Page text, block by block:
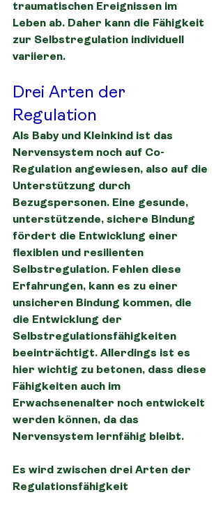
traumatischen Ereignissen im
Leben ab. Daher kann die Fähigkeit
zur Selbstregulation individuell
variieren.
Drei Arten der
Regulation
Als Baby und Kleinkind ist das
Nervensystem noch auf Co-
Regulation angewiesen, also auf die
Unterstützung durch
Bezugspersonen. Eine gesunde,
unterstützende, sichere Bindung
fördert die Entwicklung einer
flexiblen und resilienten
Selbstregulation. Fehlen diese
Erfahrungen, kann es zu einer
unsicheren Bindung kommen, die
die Entwicklung der
Selbstregulationsfähigkeiten
beeinträchtigt. Allerdings ist es
hier wichtig zu betonen, dass diese
Fähigkeiten auch im
Erwachsenenalter noch entwickelt
werden können, da das
Nervensystem lernfähig bleibt.
Es wird zwischen drei Arten der
Regulationsfähigkeit